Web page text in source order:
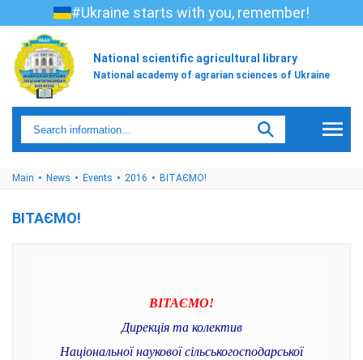
#Ukraine starts with you, remember!
National scientific agricultural library
National academy of agrarian sciences of Ukraine
Main News Events 2016 ВІТАЄМО!
ВІТАЄМО!
ВІТАЄМО!
Дирекція та колектив
Національної наукової сільськогосподарської